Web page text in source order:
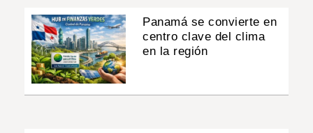
Panamá se convierte en
centro clave del clima
en la región